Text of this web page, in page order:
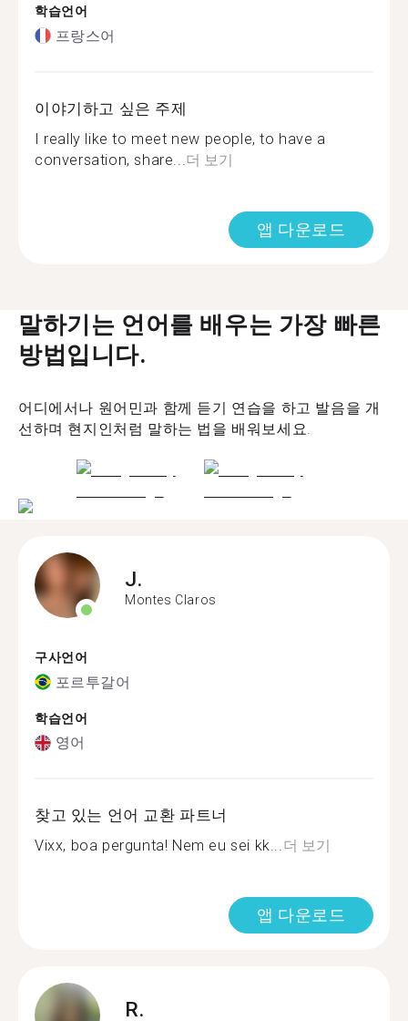
학습언어
프랑스어
이야기하고 싶은 주제
I really like to meet new people, to have a
conversation, share... 더 보기
앱 다운로드
말하기는 언어를 배우는 가장 빠른
방법입니다.
어디에서나 원어민과 함께 듣기 연습을 하고 발음을 개
선하며 현지인처럼 말하는 법을 배워보세요.
J.
Montes Claros
구사언어
포르투갈어
학습언어
영어
찾고 있는 언어 교환 파트너
Vixx, boa pergunta! Nem eu sei kk...더 보기
앱 다운로드
R.